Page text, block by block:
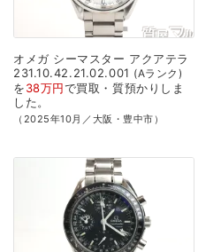
オメガ シーマスター アクアテラ
231.10.42.21.02.001
Aランク
を38万円で買取・質預かり しま
した。
（2025年10月／大阪・豊中市）